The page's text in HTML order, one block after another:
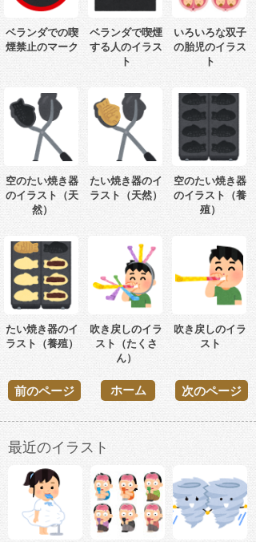
ベランダでの喫
煙禁止のマーク
ベランダで喫煙
する人のイラス
ト
いろいろな双子
の胎児のイラス
ト
空のたい焼き器
のイラスト（天
然）
たい焼き器のイ
ラスト（天然）
空のたい焼き器
のイラスト（養
殖）
たい焼き器のイ
ラスト（養殖）
吹き戻しのイラ
スト（たくさ
ん）
吹き戻しのイラ
スト
前のページ 次のページ
ホーム
最近のイラスト